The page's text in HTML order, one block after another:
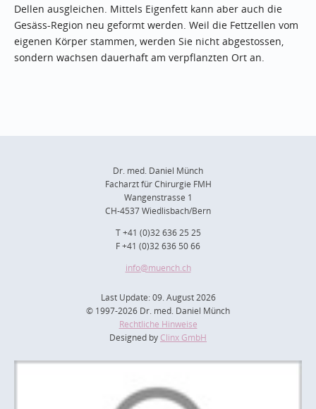
Dellen ausgleichen. Mittels Eigenfett kann aber auch die
Gesäss-Region neu geformt werden. Weil die Fettzellen vom
eigenen Körper stammen, werden Sie nicht abgestossen,
sondern wachsen dauerhaft am verpflanzten Ort an.
Dr. med. Daniel Münch
Facharzt für Chirurgie FMH
Wangenstrasse 1
CH-4537 Wiedlisbach/Bern
T +41 (0)32 636 25 25
F +41 (0)32 636 50 66
info@muench.ch
Last Update: 09. August 2026
© 1997-2026 Dr. med. Daniel Münch
Rechtliche Hinweise
Designed by Clinx GmbH